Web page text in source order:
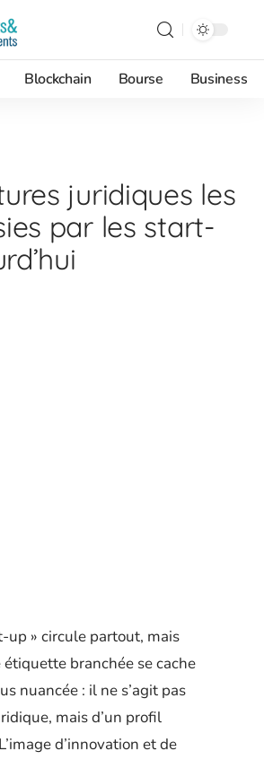
Blockchain Bourse Business
juridiques les
par les start-
up » circule partout, mais
branchée se cache
nuancée : il ne s’agit pas
mais d’un profil
d’innovation et de